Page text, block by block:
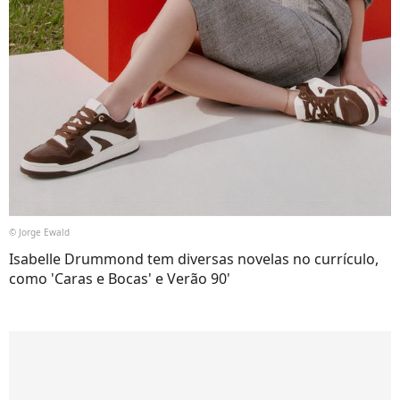
© Jorge Ewald
Isabelle Drummond tem diversas novelas no currículo,
como 'Caras e Bocas' e Verão 90'